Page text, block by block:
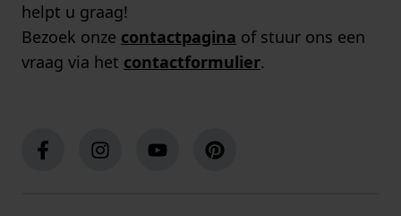
helpt u graag!
Bezoek onze contactpagina of stuur ons een
vraag via het contactformulier.